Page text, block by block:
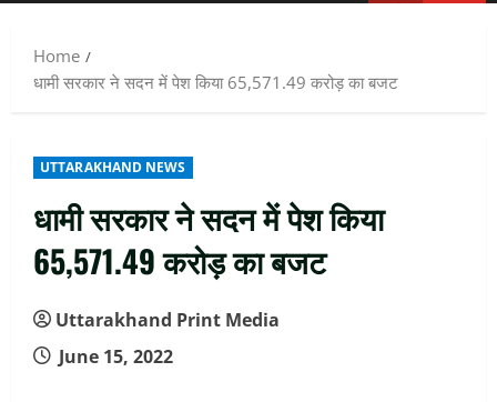
Home
धामी सरकार ने सदन में पेश किया 65,571.49 करोड़ का बजट
UTTARAKHAND NEWS
धामी सरकार ने सदन में पेश किया
65,571.49 करोड़ का बजट
Uttarakhand Print Media
June 15, 2022